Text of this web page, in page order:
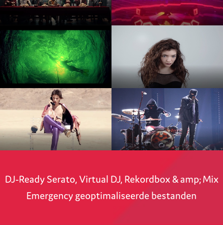
DJ-Ready Serato, Virtual DJ, Rekordbox & amp; Mix
Emergency geoptimaliseerde bestanden